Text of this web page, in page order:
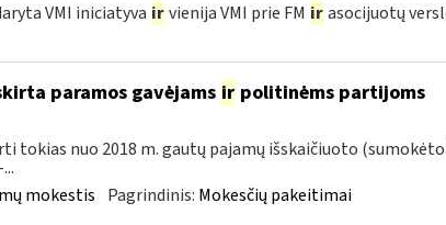
VMI iniciatyva ir vienija VMI prie FM ir asocijuotų
paramos gavėjams irpolitinėms partijoms
tokias nuo 2018 m. gautų pajamų išskaičiuoto
mokestis Pagrindinis: Mokesčių pakeitimai